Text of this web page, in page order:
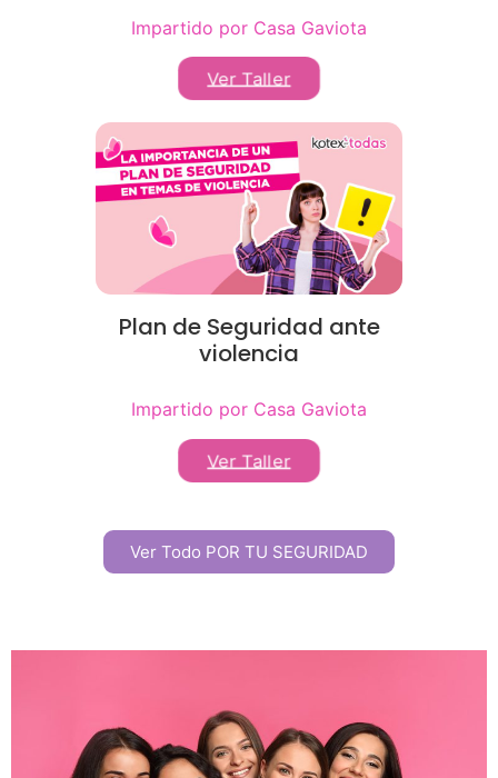
Impartido por Casa Gaviota
Ver Taller
Plan de Seguridad ante
violencia
Impartido por Casa Gaviota
Ver Taller
Ver Todo POR TU SEGURIDAD